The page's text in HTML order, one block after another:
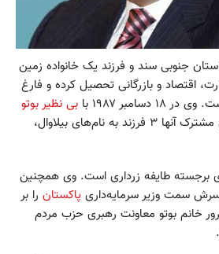
جنوبی سند و فرزند یک خانواده زمین
اقتصاد و بازرگانی تحصیل کرده و فارغ
در ۱۸ دسامبر ۱۹۸۷ با
بی نظیر بوتو
ازدواج کرد و حاصل زندگی مشترک آنها ۳ فرزند به نام‌های بیلاوال،
برجسته طایفه زرداری است. وی همچنین
سمت وزیر سرمایه‌داری پاکستان را بر
خانم بوتو معاونت رهبری حزب مردم